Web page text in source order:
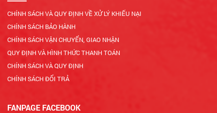
CHÍNH SÁCH VÀ QUY ĐỊNH VỀ XỬ LÝ KHIẾU NẠI
CHÍNH SÁCH BẢO HÀNH
CHÍNH SÁCH VẬN CHUYỂN, GIAO NHẬN
QUY ĐỊNH VÀ HÌNH THỨC THANH TOÁN
CHÍNH SÁCH VÀ QUY ĐỊNH
CHÍNH SÁCH ĐỔI TRẢ
FANPAGE FACEBOOK